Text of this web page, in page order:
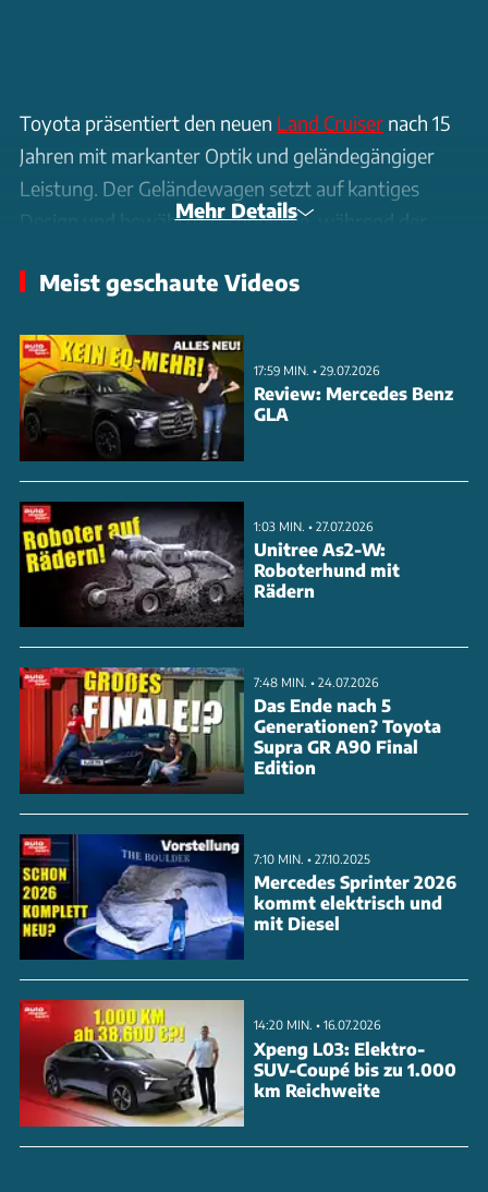
Toyota präsentiert den neuen Land Cruiser nach 15
Jahren mit markanter Optik und geländegängiger
Leistung. Der Geländewagen setzt auf kantiges
Design und bewährte Technologie, während der
Verschiedene Antriebsoptionen und
Preise und Verfügbarkeit noch bekannt gegeben
werden müssen.
Mehr Details
Meist geschaute Videos
17:59 MIN. • 29.07.2026
Review: Mercedes Benz
GLA
1:03 MIN. • 27.07.2026
Unitree As2-W:
Roboterhund mit
Rädern
7:48 MIN. • 24.07.2026
Das Ende nach 5
Generationen? Toyota
Supra GR A90 Final
Edition
7:10 MIN. • 27.10.2025
Mercedes Sprinter 2026
kommt elektrisch und
mit Diesel
14:20 MIN. • 16.07.2026
Xpeng L03: Elektro-
SUV-Coupé bis zu 1.000
km Reichweite